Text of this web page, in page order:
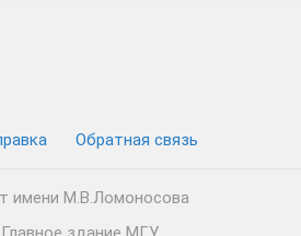
Обратная связь
имени М.В.Ломоносова